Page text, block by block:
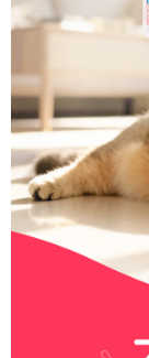
時審查核予不同之
請求用戶進行身份認
５．嚴禁一人註冊
恩沛科技股份有限
黑貓宅配